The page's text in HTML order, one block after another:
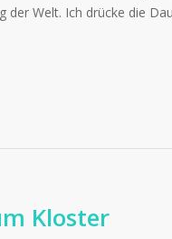
Welt. Ich drücke die
Kloster